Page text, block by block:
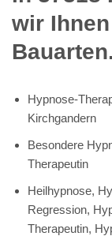
wir
Bauarten.
Hypnose-
Kirchgandern
Besondere
Therapeutin
Heilhypnose,
Regression,
Therapeutin,